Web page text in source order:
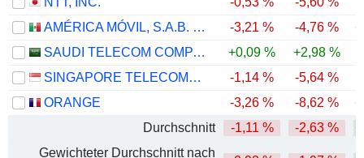
AMÉRICA MÓVIL, S.A.B. DE C.V.
-3,21 % -4,76 %
SAUDI TELECOM COMPANY
+0,09 % +2,98 %
SINGAPORE TELECOMMUNICATIONS LIMITED
-1,14 % -5,64 %
ORANGE
-3,26 % -8,62 %
Durchschnitt
-1,11 % -2,63 %
Gewichteter Durchschnitt nach